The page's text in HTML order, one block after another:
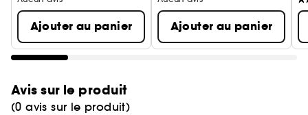
Ajouter au panier Ajouter au panier
Avis sur le produit
(0 avis sur le produit)